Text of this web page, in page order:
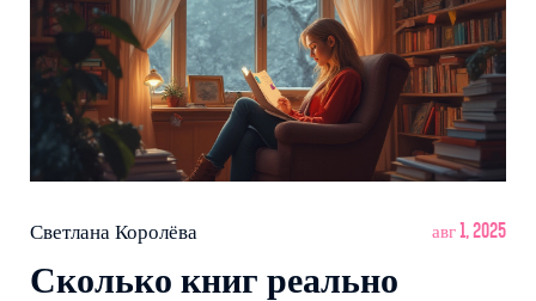
Светлана Королёва авг 1, 2025
Сколько книг реально